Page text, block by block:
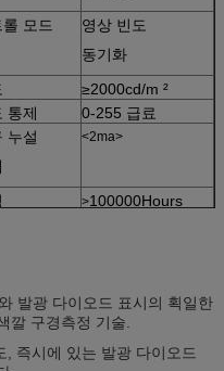
롤 모드
영상 빈도
동기화
≥2000cd/m ²
통제 0-255 급료
누설
<2ma>
>100000Hours
체계
Windows98/me/
발광 다이오드 표시의 획일한
깔 구경측정 기술.
즉시에 있는 발광 다이오드